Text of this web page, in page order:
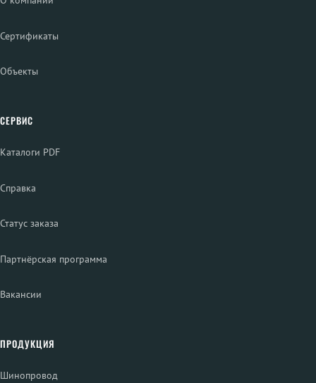
Сертификаты
Объекты
СЕРВИС
Каталоги PDF
Справка
Статус заказа
Партнёрская программа
Вакансии
ПРОДУКЦИЯ
Шинопровод